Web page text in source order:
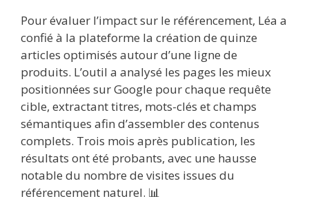
Pour évaluer l’impact sur le référencement, Léa a
confié à la plateforme la création de quinze
articles optimisés autour d’une ligne de
produits. L’outil a analysé les pages les mieux
positionnées sur Google pour chaque requête
cible, extractant titres, mots-clés et champs
sémantiques afin d’assembler des contenus
complets. Trois mois après publication, les
résultats ont été probants, avec une hausse
notable du nombre de visites issues du
référencement naturel. 📊